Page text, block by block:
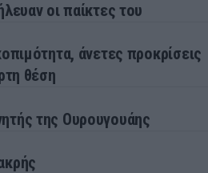
οι παίκτες του
άνετες προκρίσεις
θέση
της Ουρουγουάης